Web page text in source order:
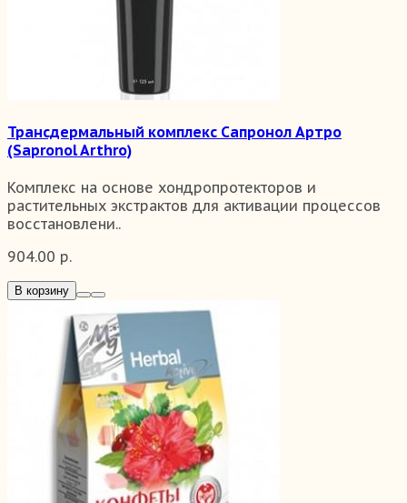
Трансдермальный комплекс Сапронол Артро
(Sapronol Arthro)
Комплекс на основе хондропротекторов и
растительных экстрактов для активации процессов
восстановлени..
904.00 р.
В корзину